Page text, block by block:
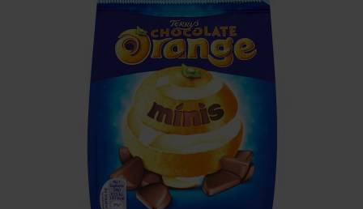
-43%